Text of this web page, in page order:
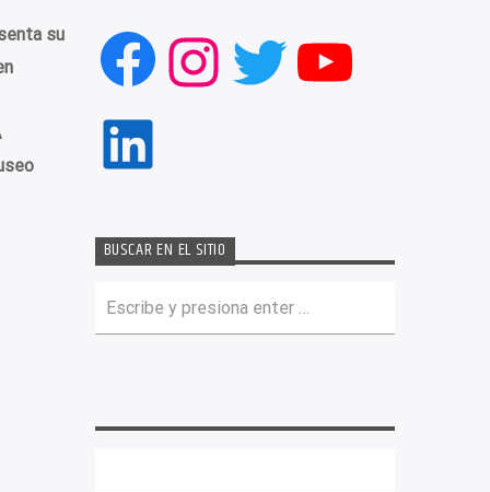
su
Facebook
Instagram
Twitter
LinkedIn
BUSCAR EN EL SITIO